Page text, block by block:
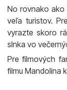
No rovnako ako
veľa turistov.
vyrazte skoro
slnka vo
Pre filmových
filmu Mandolína